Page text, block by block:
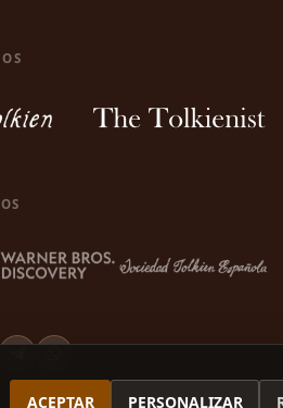
ACEPTAR PERSONALIZAR